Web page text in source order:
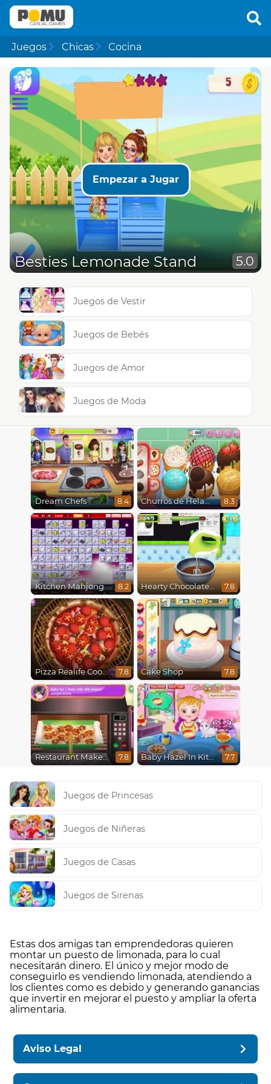
Juegos Chicas Cocina
Empezar a Jugar
Besties Lemonade Stand 5.0
Juegos de Vestir
Juegos de Bebés
Juegos de Amor
Juegos de Moda
Dream Chefs 8.4 Churros de Helado 8.3
Kitchen Mahjong 8.2 Hearty Chocolate Cake 7.8
Pizza Realife Cooking 7.8 Cake Shop 7.8
Restaurant Makeover 7.8 Baby Hazel In Kitchen 7.7
Juegos de Princesas
Juegos de Niñeras
Juegos de Casas
Juegos de Sirenas
Estas dos amigas tan emprendedoras quieren
montar un puesto de limonada, para lo cual
necesitarán dinero. El único y mejor modo de
conseguirlo es vendiendo limonada, atendiendo a
los clientes como es debido y generando ganancias
que invertir en mejorar el puesto y ampliar la oferta
alimentaria.
Aviso Legal